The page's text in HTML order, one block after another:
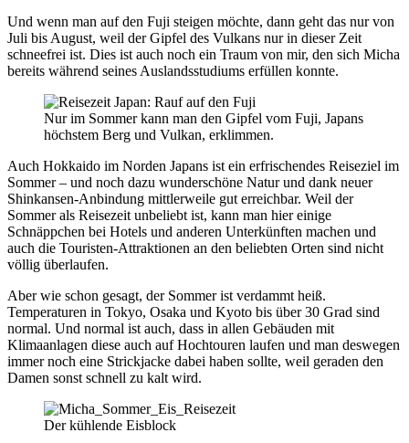
Und wenn man auf den Fuji steigen möchte, dann geht das nur von
Juli bis August, weil der Gipfel des Vulkans nur in dieser Zeit
schneefrei ist. Dies ist auch noch ein Traum von mir, den sich Micha
bereits während seines Auslandsstudiums erfüllen konnte.
Nur im Sommer kann man den Gipfel vom Fuji, Japans
höchstem Berg und Vulkan, erklimmen.
Auch Hokkaido im Norden Japans ist ein erfrischendes Reiseziel im
Sommer – und noch dazu wunderschöne Natur und dank neuer
Shinkansen-Anbindung mittlerweile gut erreichbar. Weil der
Sommer als Reisezeit unbeliebt ist, kann man hier einige
Schnäppchen bei Hotels und anderen Unterkünften machen und
auch die Touristen-Attraktionen an den beliebten Orten sind nicht
völlig überlaufen.
Aber wie schon gesagt, der Sommer ist verdammt heiß.
Temperaturen in Tokyo, Osaka und Kyoto bis über 30 Grad sind
normal. Und normal ist auch, dass in allen Gebäuden mit
Klimaanlagen diese auch auf Hochtouren laufen und man deswegen
immer noch eine Strickjacke dabei haben sollte, weil geraden den
Damen sonst schnell zu kalt wird.
Der kühlende Eisblock